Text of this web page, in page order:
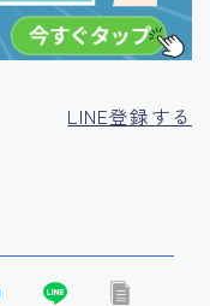
LINE登録する